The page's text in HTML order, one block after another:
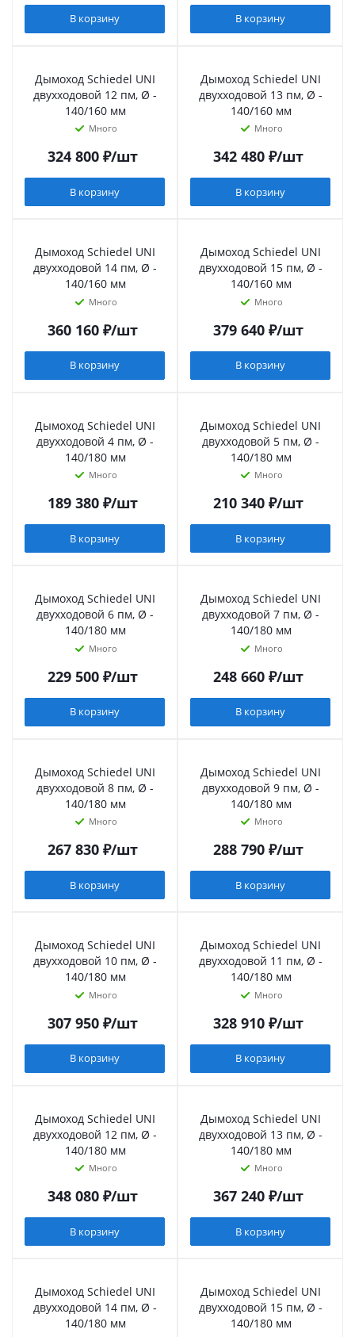
В корзину В корзину
Дымоход Schiedel UNI
двухходовой 12 пм, Ø -
140/160 мм
Много
324 800₽/шт
В корзину
Дымоход Schiedel UNI
двухходовой 13 пм, Ø -
140/160 мм
Много
342 480₽/шт
В корзину
Дымоход Schiedel UNI
двухходовой 14 пм, Ø -
140/160 мм
Много
360 160₽/шт
В корзину
Дымоход Schiedel UNI
двухходовой 15 пм, Ø -
140/160 мм
Много
379 640₽/шт
В корзину
Дымоход Schiedel UNI
двухходовой 4 пм, Ø -
140/180 мм
Много
189 380₽/шт
В корзину
Дымоход Schiedel UNI
двухходовой 5 пм, Ø -
140/180 мм
Много
210 340₽/шт
В корзину
Дымоход Schiedel UNI
двухходовой 6 пм, Ø -
140/180 мм
Много
229 500₽/шт
В корзину
Дымоход Schiedel UNI
двухходовой 7 пм, Ø -
140/180 мм
Много
248 660₽/шт
В корзину
Дымоход Schiedel UNI
двухходовой 8 пм, Ø -
140/180 мм
Много
267 830₽/шт
В корзину
Дымоход Schiedel UNI
двухходовой 9 пм, Ø -
140/180 мм
Много
288 790₽/шт
В корзину
Дымоход Schiedel UNI
двухходовой 10 пм, Ø -
140/180 мм
Много
307 950₽/шт
В корзину
Дымоход Schiedel UNI
двухходовой 11 пм, Ø -
140/180 мм
Много
328 910₽/шт
В корзину
Дымоход Schiedel UNI
двухходовой 12 пм, Ø -
140/180 мм
Много
348 080₽/шт
В корзину
Дымоход Schiedel UNI
двухходовой 13 пм, Ø -
140/180 мм
Много
367 240₽/шт
В корзину
Дымоход Schiedel UNI
двухходовой 14 пм, Ø -
140/180 мм
Дымоход Schiedel UNI
двухходовой 15 пм, Ø -
140/180 мм